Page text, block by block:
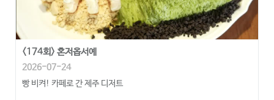
<174회> 혼저옵서예
2026-07-24
빵 비켜! 카페로 간 제주 디저트